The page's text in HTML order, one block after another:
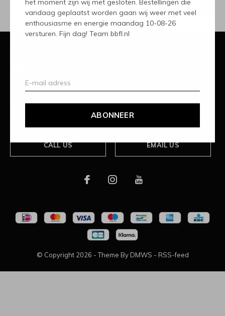
het moment zijn wij met gesloten. Bestellingen die
vandaag geplaatst worden gaan wij weer met veel
enthousiasme en energie maandag 10-08-26
versturen. Fijn dag! Team bbfl.nl
ABONNEER
ABONNEER
Categorieën
CALL US EMAIL US
© Copyright 2026 - Theme By DMWS - RSS-feed